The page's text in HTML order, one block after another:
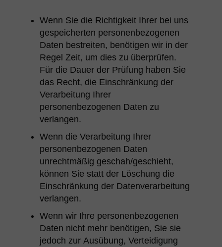
Wenn Sie die Richtigkeit Ihrer bei uns
gespeicherten personenbezogenen
Daten bestreiten, benötigen wir in der
Regel Zeit, um dies zu überprüfen.
Für die Dauer der Prüfung haben Sie
das Recht, die Einschränkung der
Verarbeitung Ihrer
personenbezogenen Daten zu
verlangen.
Wenn die Verarbeitung Ihrer
personenbezogenen Daten
unrechtmäßig geschah/geschieht,
können Sie statt der Löschung die
Einschränkung der Datenverarbeitung
verlangen.
Wenn wir Ihre personenbezogenen
Daten nicht mehr benötigen, Sie sie
jedoch zur Ausübung, Verteidigung